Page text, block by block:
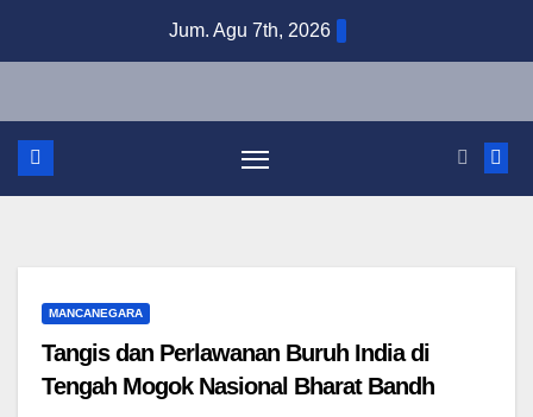
Jum. Agu 7th, 2026
MANCANEGARA
Tangis dan Perlawanan Buruh India di
Tengah Mogok Nasional Bharat Bandh